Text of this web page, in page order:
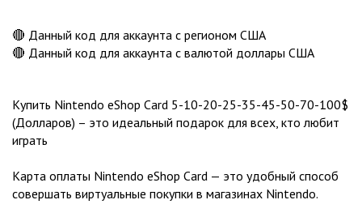
🔴 Данный код для аккаунта с регионом США
🔴 Данный код для аккаунта с валютой доллары США
Купить Nintendo eShop Card 5-10-20-25-35-45-50-70-100$
(Долларов) – это идеальный подарок для всех, кто любит
играть
Карта оплаты Nintendo eShop Card — это удобный способ
совершать виртуальные покупки в магазинах Nintendo.